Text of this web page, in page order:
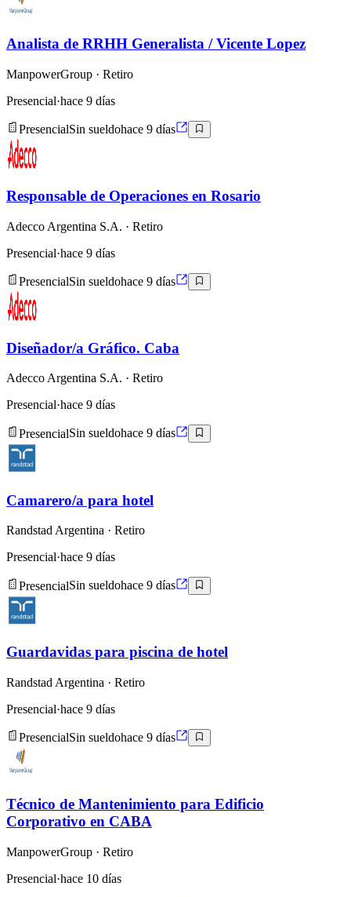
Analista de RRHH Generalista / Vicente Lopez
ManpowerGroup · Retiro
Presencial·hace 9 días
PresencialSin sueldohace 9 días
Responsable de Operaciones en Rosario
Adecco Argentina S.A. · Retiro
Presencial·hace 9 días
PresencialSin sueldohace 9 días
Diseñador/a Gráfico. Caba
Adecco Argentina S.A. · Retiro
Presencial·hace 9 días
PresencialSin sueldohace 9 días
Camarero/a para hotel
Randstad Argentina · Retiro
Presencial·hace 9 días
PresencialSin sueldohace 9 días
Guardavidas para piscina de hotel
Randstad Argentina · Retiro
Presencial·hace 9 días
PresencialSin sueldohace 9 días
Técnico de Mantenimiento para Edificio
Corporativo en CABA
ManpowerGroup · Retiro
Presencial·hace 10 días